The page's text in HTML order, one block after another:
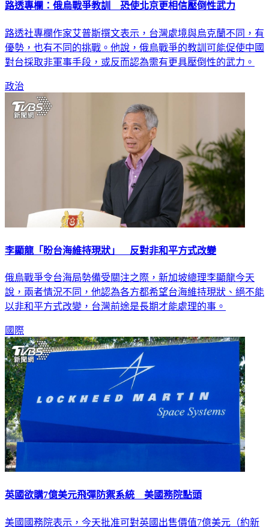
路透專欄：俄烏戰爭教訓 恐使北京更相信壓倒性武力
路透社專欄作家艾普斯撰文表示，台灣處境與烏克蘭不同，有
優勢，也有不同的挑戰。他說，俄烏戰爭的教訓可能促使中國
對台採取非軍事手段，或反而認為需有更具壓倒性的武力。
政治
李顯龍「盼台海維持現狀」 反對非和平方式改變
俄烏戰爭令台海局勢備受關注之際，新加坡總理李顯龍今天
說，兩者情況不同，他認為各方都希望台海維持現狀、絕不能
以非和平方式改變，台灣前途是長期才能處理的事。
國際
英國欲購7億美元飛彈防禦系統 美國務院點頭
美國國務院表示，今天批准可對英國出售價值7億美元（約新